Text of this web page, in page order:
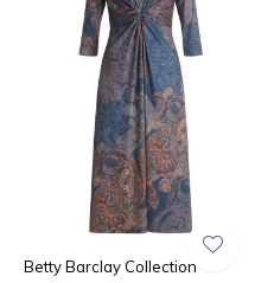
Betty Barclay Collection